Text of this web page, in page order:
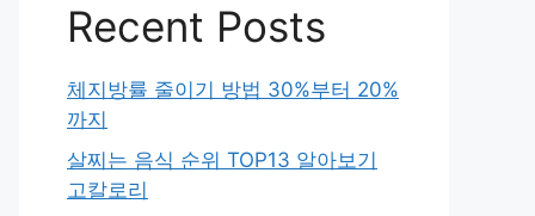
Recent Posts
체지방률 줄이기 방법 30%부터 20%
까지
살찌는 음식 순위 TOP13 알아보기
고칼로리